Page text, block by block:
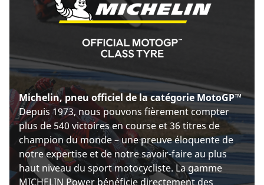
Michelin, pneu officiel de la catégorie MotoGP™
Depuis 1973, nous pouvons fièrement compter
plus de 540 victoires en course et 36 titres de
champion du monde – une preuve éloquente de
notre expertise et de notre savoir-faire au plus
haut niveau du sport motocycliste. La gamme
MICHELIN Power bénéficie directement des